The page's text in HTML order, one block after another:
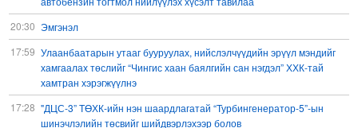
20:30 Эмгэнэл
17:59 Улаанбаатарын утааг бууруулах, нийслэлчүүдийн эрүүл мэндийг
хамгаалах төслийг “Чингис хаан баялгийн сан нэгдэл” ХХК-тай
хамтран хэрэгжүүлнэ
17:28 "ДЦС-3” ТӨХК-ийн нэн шаардлагатай “Турбингенератор-5”-ын
шинэчлэлийн төсвийг шийдвэрлэхээр болов